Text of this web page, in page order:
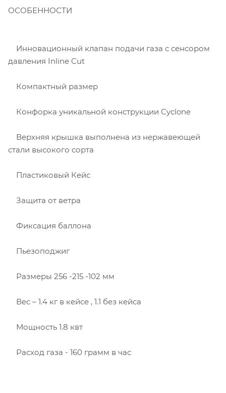
ОСОБЕННОСТИ
Инновационный клапан подачи газа с сенсором
давления Inline Cut
Компактный размер
Конфорка уникальной конструкции Cyclone
Верхняя крышка выполнена из нержавеющей
стали высокого сорта
Пластиковый Кейс
Защита от ветра
Фиксация баллона
Пьезоподжиг
Размеры 256 -215 -102 мм
Вес – 1.4 кг в кейсе , 1.1 без кейса
Мощность 1.8 квт
Расход газа - 160 грамм в час